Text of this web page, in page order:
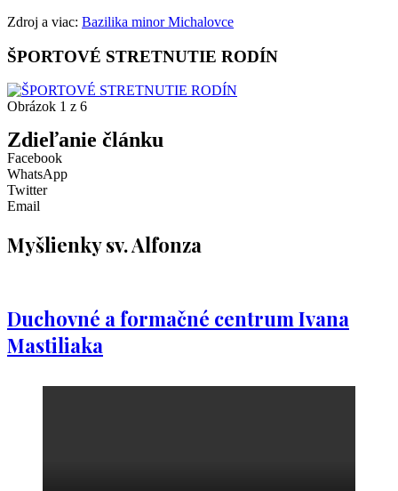
Zdroj a viac: Bazilika minor Michalovce
ŠPORTOVÉ STRETNUTIE RODÍN
Obrázok 1 z 6
Zdieľanie článku
Facebook
WhatsApp
Twitter
Email
Myšlienky sv. Alfonza
Duchovné a formačné centrum Ivana
Mastiliaka